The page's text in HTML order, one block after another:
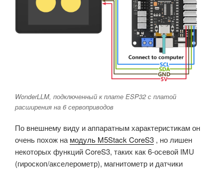
WonderLLM, подключенный к плате ESP32 с платой
расширения на 6 сервоприводов
По внешнему виду и аппаратным характеристикам он
очень похож на модуль M5Stack CoreS3 , но лишен
некоторых функций CoreS3, таких как 6-осевой IMU
(гироскоп/акселерометр), магнитометр и датчики